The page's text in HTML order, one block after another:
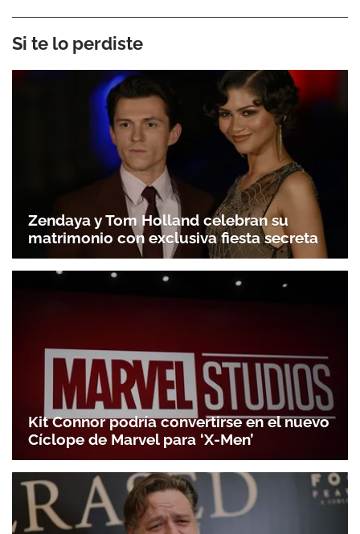
Si te lo perdiste
Zendaya y Tom Holland celebran su
matrimonio con exclusiva fiesta secreta
Kit Connor podría convertirse en el nuevo
Cíclope de Marvel para ‘X-Men’